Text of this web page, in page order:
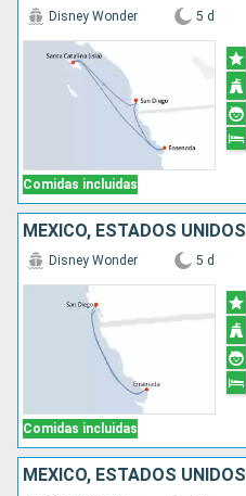
Comidas incluidas
Disney Wonder 5 d
MÉXICO, ESTADOS UNIDOS
Comidas incluidas
Disney Wonder 5 d
MÉXICO, ESTADOS UNIDOS